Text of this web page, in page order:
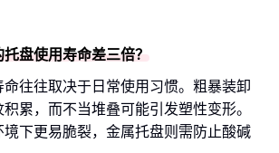
盘使用寿命差三倍？
命往往取决于日常使用习惯。粗暴装卸
累，而不当堆叠可能引发塑性变形。
下更易脆裂，金属托盘则需防止酸碱